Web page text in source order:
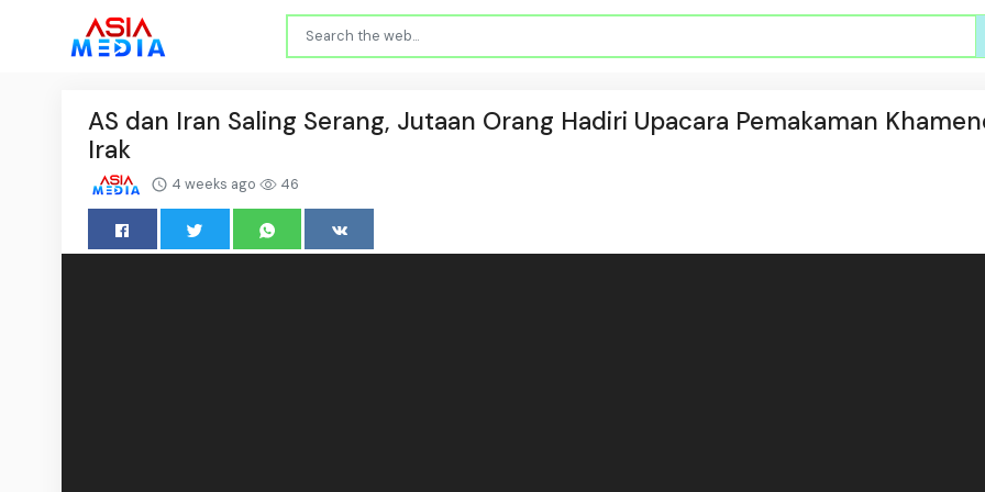
AS dan Iran Saling Serang, Jutaan Orang Hadiri Upacara Pemakaman
Irak
4 weeks ago 46